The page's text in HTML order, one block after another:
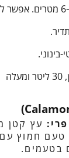
בינוני.
עץ קטן
טעם חמוץ
בטעמים.